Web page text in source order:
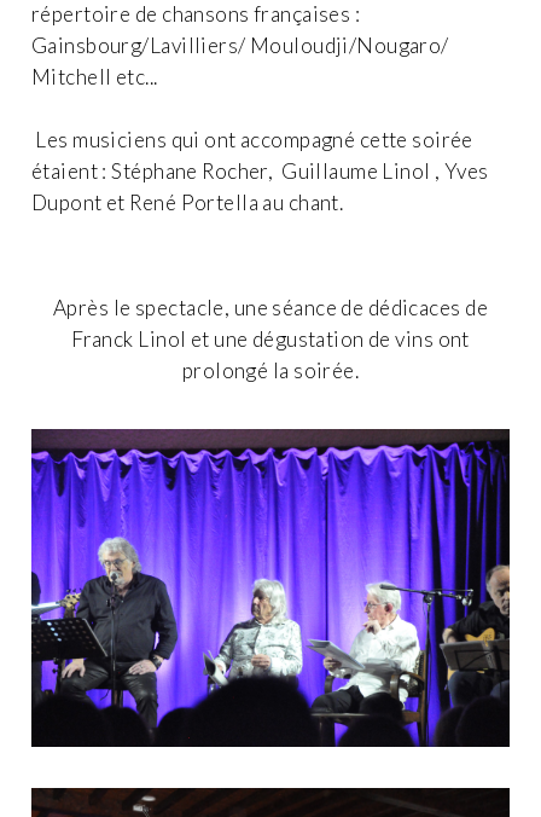
répertoire de chansons françaises :
Gainsbourg/Lavilliers/ Mouloudji/Nougaro/
Mitchell etc...
Les musiciens qui ont accompagné cette soirée
étaient : Stéphane Rocher, Guillaume Linol , Yves
Dupont et René Portella au chant.
Après le spectacle, une séance de dédicaces de
Franck Linol et une dégustation de vins ont
prolongé la soirée.